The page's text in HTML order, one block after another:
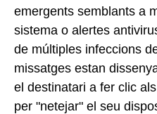
emergents semblants a
sistema o alertes
de múltiples infeccions
missatges estan
el destinatari a fer clic
per "netejar" el seu